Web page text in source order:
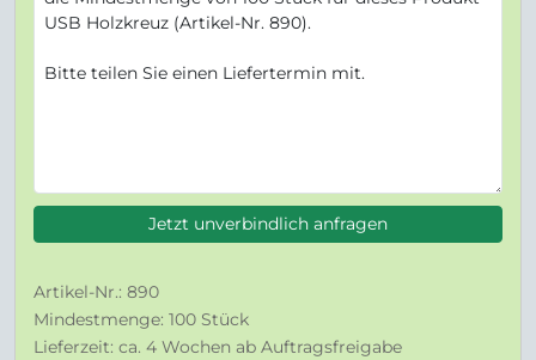
Jetzt unverbindlich anfragen
Artikel-Nr.: 890
Mindestmenge: 100 Stück
Lieferzeit: ca. 4 Wochen ab Auftragsfreigabe